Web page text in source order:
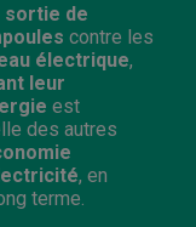
sortie de
contre les
électrique,
leur
est
des autres
, en
terme.